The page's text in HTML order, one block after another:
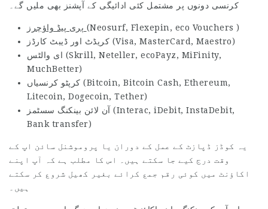
کرنسی دونوں پر مشتمل کئی ادائیگی کے آپشنز بھی ملیں گے۔
(Neosurf, Flexepin, eco Vouchers )
کریڈٹ اور ڈیبٹ کارڈز (Visa, MasterCard, Maestro)
ای والٹس (Skrill, Neteller, ecoPayz, MiFinity,
MuchBetter)
کرپٹو کرنسیاں (Bitcoin, Bitcoin Cash, Ethereum,
Litecoin, Dogecoin, Tether)
آن لائن بینکنگ سسٹمز (Interac, iDebit, InstaDebit,
Bank transfer)
یہ کوڈز ڈپازٹ کے عمل کے دوران یا پروموشنل سائن اپ کے
وقت درج کیے جا سکتے ہیں۔ اس کا مطلب ہے کہ آپ اپنے
اکاؤنٹ میں کوئی رقم جمع کرائے بغیر کھیل شروع کر سکتے
ہیں۔